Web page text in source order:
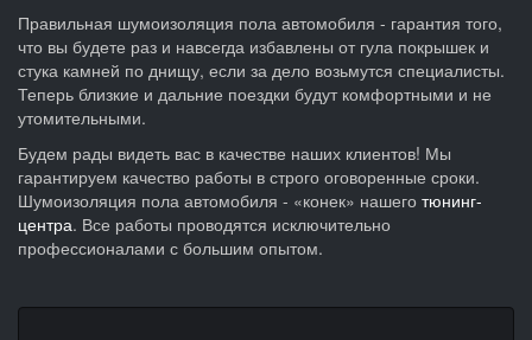
Правильная шумоизоляция пола автомобиля - гарантия того,
что вы будете раз и навсегда избавлены от гула покрышек и
стука камней по днищу, если за дело возьмутся специалисты.
Теперь близкие и дальние поездки будут комфортными и не
утомительными.
Будем рады видеть вас в качестве наших клиентов! Мы
гарантируем качество работы в строго оговоренные сроки.
Шумоизоляция пола автомобиля - «конек» нашего тюнинг-
центра. Все работы проводятся исключительно
профессионалами с большим опытом.